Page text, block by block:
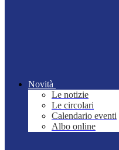
Novità
Le notizie
Le circolari
Calendario eventi
Albo online